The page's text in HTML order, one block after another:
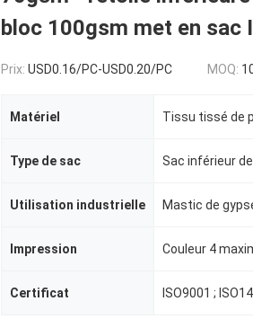
bloc 100gsm met en sac
Prix: USD0.16/PC-USD0.20/PC MOQ:
Matériel Tissu tissé de
Type de sac
Utilisation industrielle
Impression Couleur 4
Certificat ISO9001 ;